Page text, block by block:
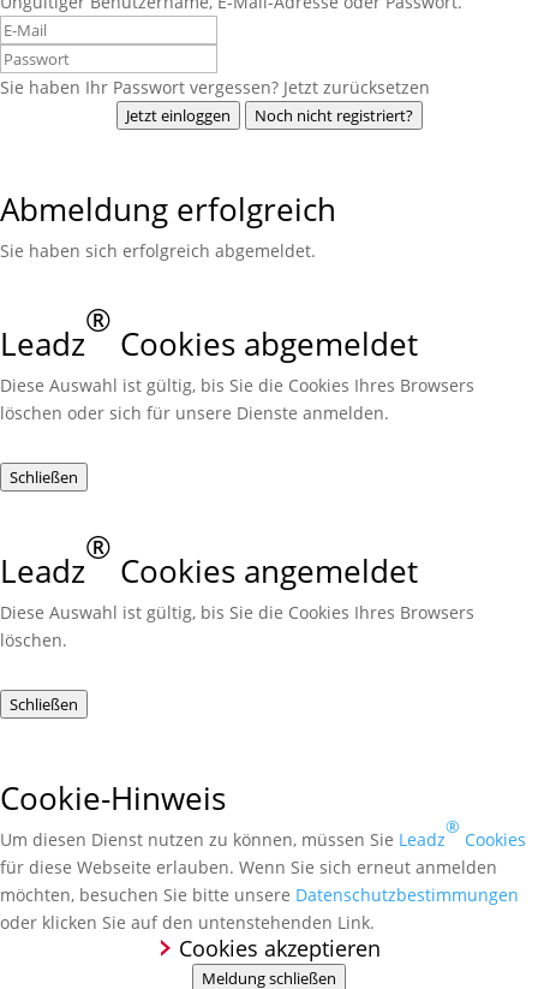
Sie haben Ihr Passwort vergessen? Jetzt zurücksetzen
Jetzt einloggen Noch nicht registriert?
Abmeldung erfolgreich
Sie haben sich erfolgreich abgemeldet.
Leadz
®
Cookies abgemeldet
Diese Auswahl ist gültig, bis Sie die Cookies Ihres Browsers
löschen oder sich für unsere Dienste anmelden.
Schließen
Leadz
®
Cookies angemeldet
Diese Auswahl ist gültig, bis Sie die Cookies Ihres Browsers
löschen.
Schließen
Cookie-Hinweis
Um diesen Dienst nutzen zu können, müssen Sie Leadz
®
Cookies
für diese Webseite erlauben. Wenn Sie sich erneut anmelden
möchten, besuchen Sie bitte unsere Daten­schutz­bestimmungen
oder klicken Sie auf den unten­stehenden Link.
Cookies akzeptieren
Meldung schließen